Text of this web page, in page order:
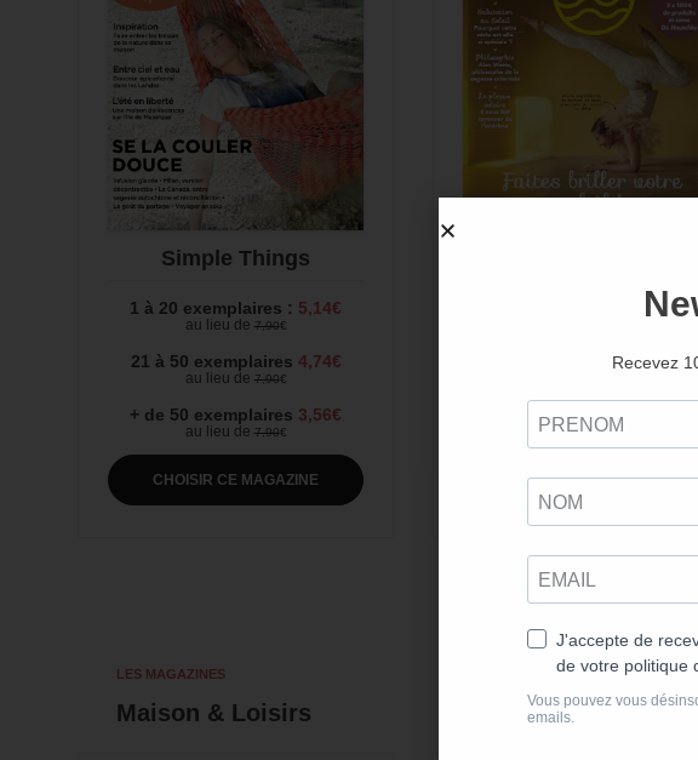
Simple Things
1 à 20 exemplaires : 5,14€
au lieu de 7,90€
21 à 50 exemplaires 4,74€
au lieu de 7,90€
+ de 50 exemplaires 3,56€
au lieu de 7,90€
1 à 20 exemplaires : 4,88€
21 à 50 exemplaires 4,50€
+ de 50 exemplaires
LES MAGAZINES
Maison & Loisirs